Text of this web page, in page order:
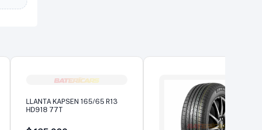
LLANTA KAPSEN 165/65 R13
HD918 77T